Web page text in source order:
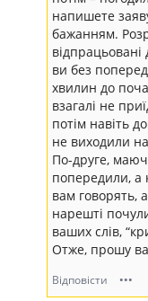
напишете
бажанням.
ви без
хвилин до
взагалі не
потім навіть
не виходили
По-друге,
попередили, а
вам говорять,
нарешті
ваших слів,
Отже, прошу
Відповісти •••